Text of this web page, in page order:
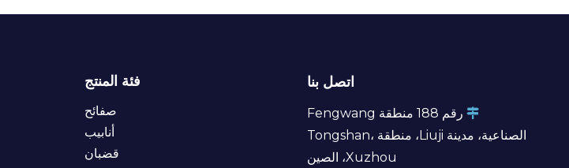
فئة المنتج
صفائح
أنابيب
قضبان
اتصل بنا

رقم 188 منطقة Fengwang
الصناعية، مدينة Liuji، منطقة Tongshan،
Xuzhou، الصين